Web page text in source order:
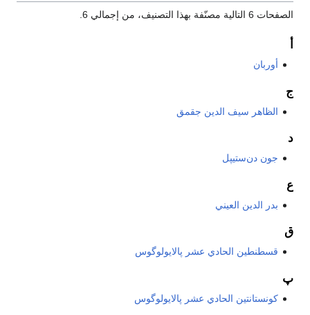
الصفحات 6 التالية مصنّفة بهذا التصنيف، من إجمالي 6.
أوربان
ج
الظاهر سيف الدين جقمق
د
جون دن‌ستيپل
ع
بدر الدين العيني
ق
قسطنطين الحادي عشر پالايولوگوس
پ
كونستانتين الحادي عشر پالايولوگوس